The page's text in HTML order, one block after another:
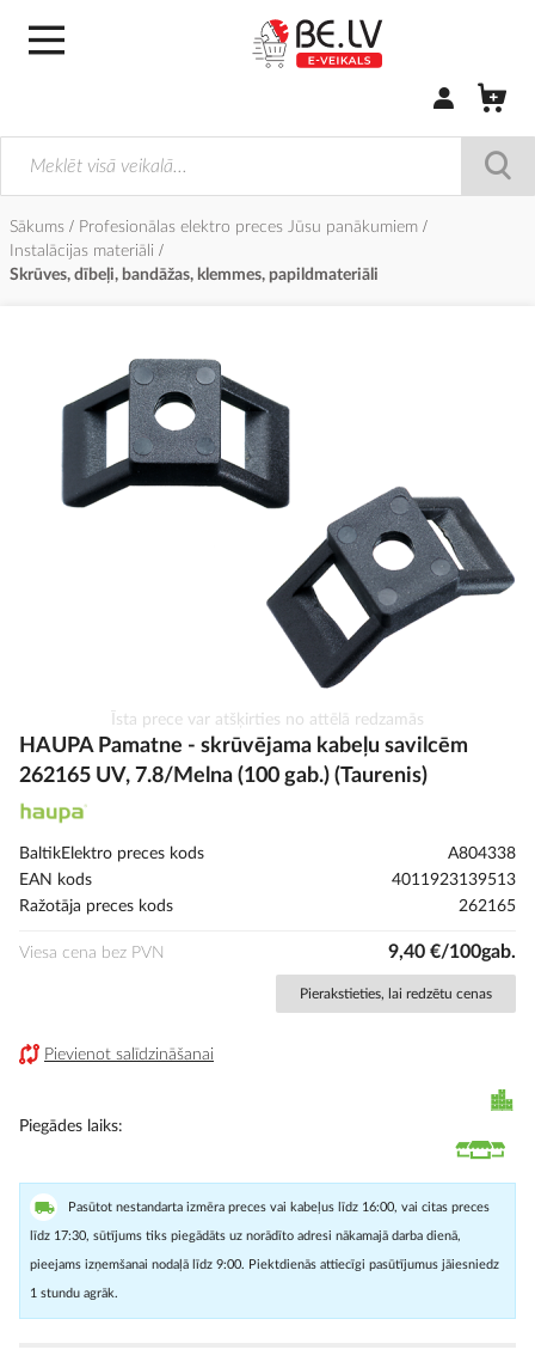
Pierakstīties/
Sākums
Profesionālas elektro preces Jūsu panākumiem
Instalācijas materiāli
Skrūves, dībeļi, bandāžas, klemmes, papildmateriāli
uz
galerijas
Īsta prece var atšķirties no attēlā redzamās
HAUPA Pamatne - skrūvējama kabeļu savilcēm
262165 UV, 7.8/Melna (100 gab.) (Taurenis)
BaltikElektro preces kods
A804338
EAN kods
4011923139513
Ražotāja preces kods
262165
Viesa cena bez PVN 9,40 €/100gab.
Pierakstieties, lai redzētu cenas
Pievienot salīdzināšanai
Piegādes laiks
Pasūtot nestandarta izmēra preces vai kabeļus līdz 16:00, vai citas preces
līdz 17:30, sūtījums tiks piegādāts uz norādīto adresi nākamajā darba dienā,
pieejams izņemšanai nodaļā līdz 9:00. Piektdienās attiecīgi pasūtījumus jāiesniedz
1 stundu agrāk.